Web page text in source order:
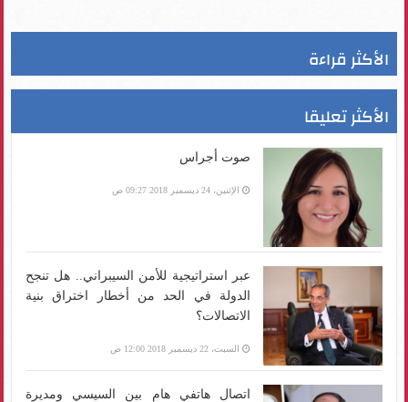
الأكثر قراءة
الأكثر تعليقا
صوت أجراس
الإثنين، 24 ديسمبر 2018 09:27 ص
عبر استراتيجية للأمن السيبراني.. هل تنجح
الدولة في الحد من أخطار اختراق بنية
الاتصالات؟
السبت، 22 ديسمبر 2018 12:00 ص
اتصال هاتفي هام بين السيسي ومديرة